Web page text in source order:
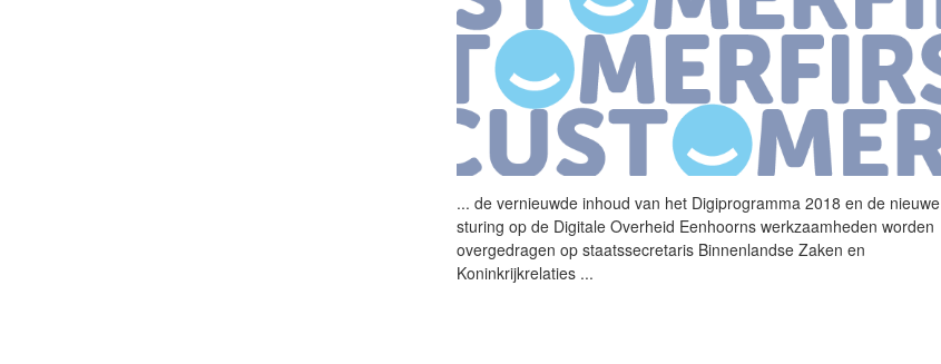
... de vernieuwde inhoud van het Digiprogramma 2018 en de nieuwe
sturing op de Digitale Overheid Eenhoorns werkzaamheden worden
overgedragen op staatssecretaris Binnenlandse Zaken en
Koninkrijkrelaties ...